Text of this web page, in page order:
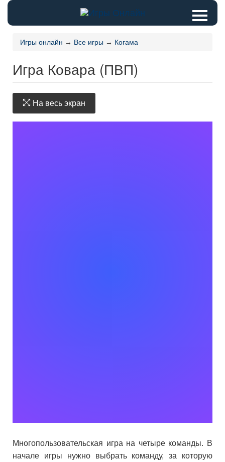
Игры онлайн → Все игры → Когама
Игра Ковара (ПВП)
На весь экран
Многопользовательская игра на четыре команды. В
начале игры нужно выбрать команду, за которую